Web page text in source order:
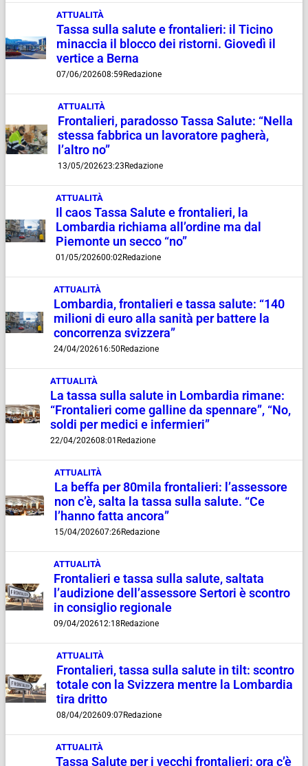
ATTUALITÀ
Tassa sulla salute e frontalieri: il Ticino
minaccia il blocco dei ristorni. Giovedì il
vertice a Berna
07/06/202608:59Redazione
ATTUALITÀ
Frontalieri, paradosso Tassa Salute: “Nella
stessa fabbrica un lavoratore pagherà,
l’altro no”
13/05/202623:23Redazione
ATTUALITÀ
Il caos Tassa Salute e frontalieri, la
Lombardia richiama all’ordine ma dal
Piemonte un secco “no”
01/05/202600:02Redazione
ATTUALITÀ
Lombardia, frontalieri e tassa salute: “140
milioni di euro alla sanità per battere la
concorrenza svizzera”
24/04/202616:50Redazione
ATTUALITÀ
La tassa sulla salute in Lombardia rimane:
“Frontalieri come galline da spennare”, “No,
soldi per medici e infermieri”
22/04/202608:01 Redazione
ATTUALITÀ
La beffa per 80mila frontalieri: l’assessore
non c’è, salta la tassa sulla salute. “Ce
l’hanno fatta ancora”
15/04/202607:26Redazione
ATTUALITÀ
Frontalieri e tassa sulla salute, saltata
l’audizione dell’assessore Sertori è scontro
in consiglio regionale
09/04/202612:18Redazione
ATTUALITÀ
Frontalieri, tassa sulla salute in tilt: scontro
totale con la Svizzera mentre la Lombardia
tira dritto
08/04/202609:07Redazione
ATTUALITÀ
Tassa Salute per i vecchi frontalieri: ora c’è